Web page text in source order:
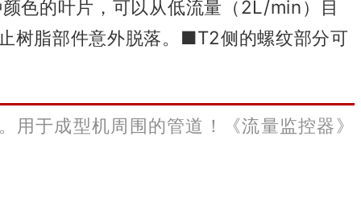
色的叶片，可以从低流量（2L/min）目
树脂部件意外脱落。 ■T2侧的螺纹部分可
用于成型机周围的管道！ 《流量监控器》